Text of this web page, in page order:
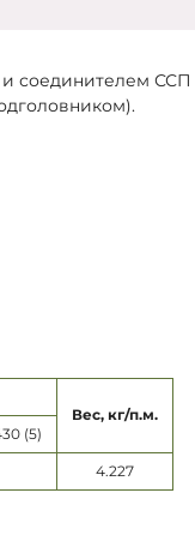
соединителем ССП
Вес, кг/п.м.
(5)
4.227